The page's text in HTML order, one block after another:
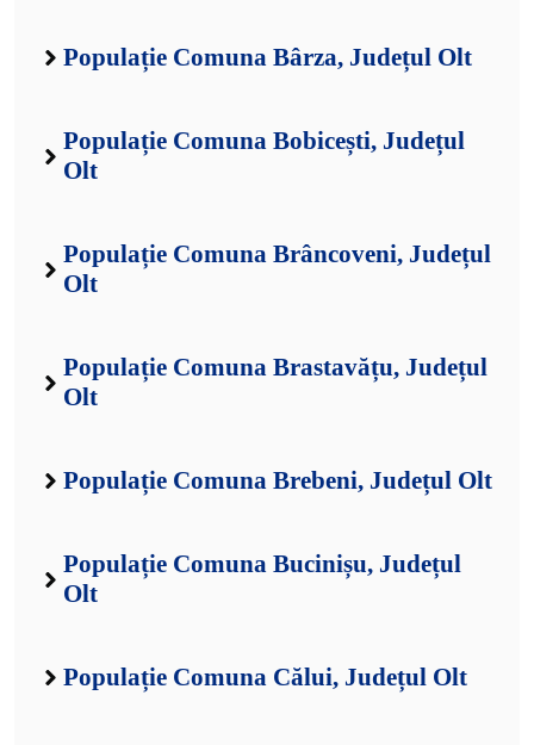
Populație Comuna Bârza, Județul Olt
Populație Comuna Bobicești, Județul
Olt
Populație Comuna Brâncoveni, Județul
Olt
Populație Comuna Brastavățu, Județul
Olt
Populație Comuna Brebeni, Județul Olt
Populație Comuna Bucinișu, Județul
Olt
Populație Comuna Călui, Județul Olt